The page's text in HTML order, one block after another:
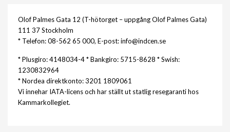
Olof Palmes Gata 12 (T-hötorget – uppgång Olof Palmes Gata)
111 37 Stockholm
* Telefon: 08-562 65 000, E-post: info@indcen.se
* Plusgiro: 4148034-4 * Bankgiro: 5715-8628 * Swish:
1230832964
* Nordea direktkonto: 3201 1809061
Vi innehar IATA-licens och har ställt ut statlig resegaranti hos
Kammarkollegiet.